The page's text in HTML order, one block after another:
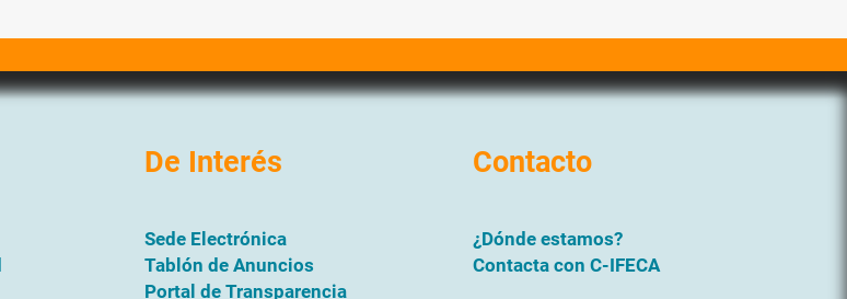
De Interés
Sede Electrónica
Tablón de Anuncios
Portal de Transparencia
Contacto
¿Dónde estamos?
Contacta con C-IFECA